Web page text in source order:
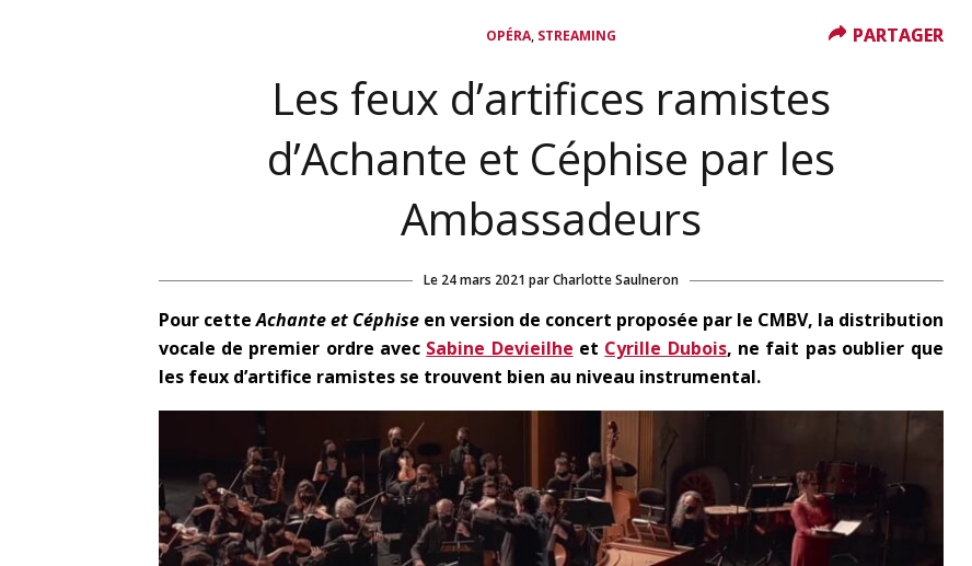
OPÉRA, STREAMING
Les feux d’artifices ramistes
d’Achante et Céphise par les
Ambassadeurs
Le 24 mars 2021 par Charlotte Saulneron
Pour cetteAchante et Céphise en version de concert proposée par le CMBV, la distribution
vocale de premier ordre avec Sabine Devieilhe et Cyrille Dubois, ne fait pas oublier que
les feux d’artifice ramistes se trouvent bien au niveau instrumental.
PARTAGER
PARTAGER